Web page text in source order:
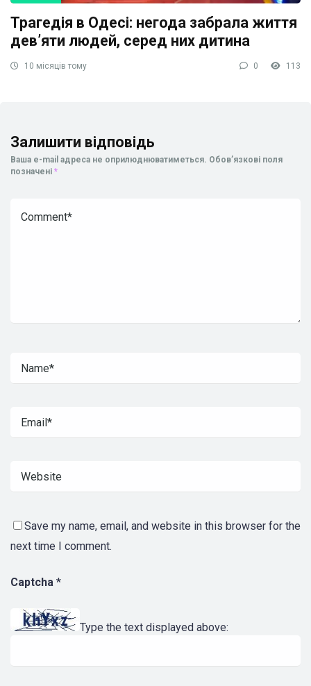
Трагедія в Одесі: негода забрала життя
дев’яти людей, серед них дитина
10 місяців тому 0 113
Залишити відповідь
Ваша e-mail адреса не оприлюднюватиметься. Обов’язкові поля
позначені *
Save my name, email, and website in this browser for the
next time I comment.
Captcha *
Type the text displayed above: